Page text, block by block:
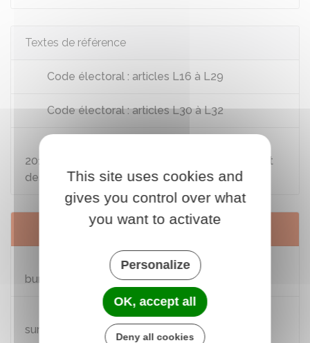
Textes de référence
Code électoral : articles L16 à L29
Code électoral : articles L30 à L32
2018 relative à la tenue des listes électorales et
des listes électorales complémentaires
Services en ligne et formulaires
Vérifier votre inscription électorale et votre
bureau de vote
Nouvelle-Calédonie : vérifier son inscription
sur la liste électorale et son bureau de vote
This site uses cookies and
gives you control over what
you want to activate
Personalize
OK, accept all
Deny all cookies